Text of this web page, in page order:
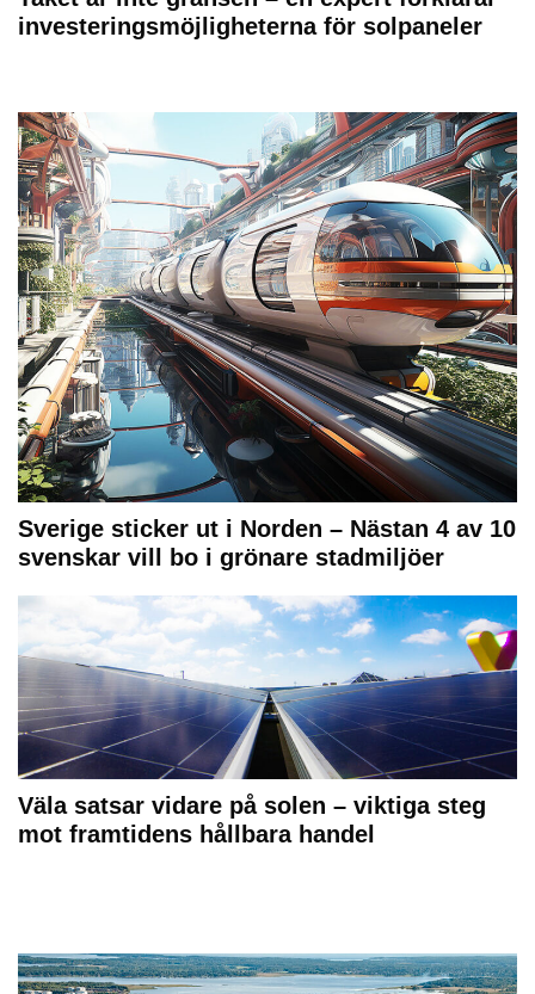
investeringsmöjligheterna för solpaneler
Sverige sticker ut i Norden – Nästan 4 av 10
svenskar vill bo i grönare stadmiljöer
Väla satsar vidare på solen – viktiga steg
mot framtidens hållbara handel